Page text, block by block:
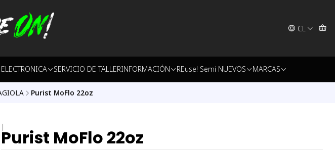
CL
ELECTRONICA SERVICIO DE TALLERINFORMACIÓN REuse! Semi NUEVOS MARCAS
Purist MoFlo 22oz
|Purist MoFlo 22oz